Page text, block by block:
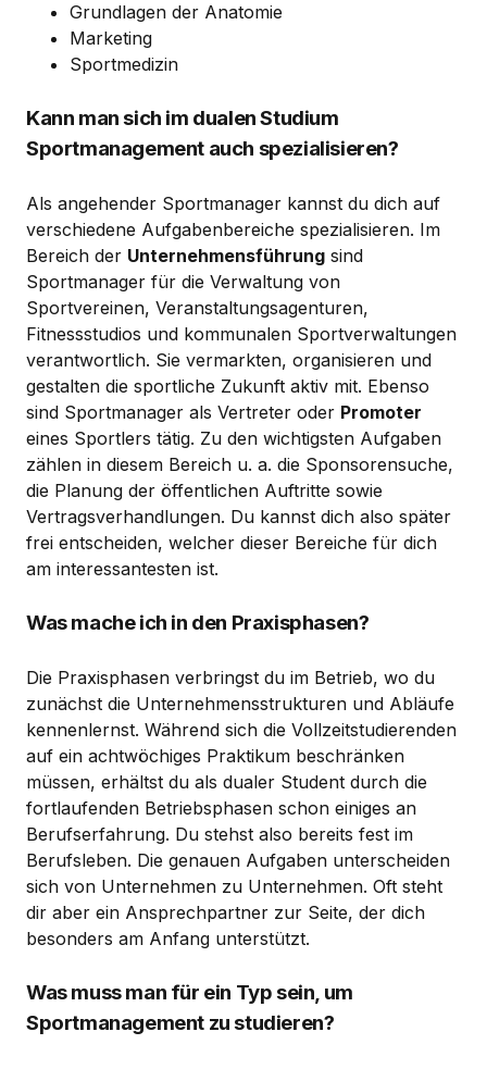
Grundlagen der Anatomie
Marketing
Sportmedizin
Kann man sich im dualen Studium
Sportmanagement auch spezialisieren?
Als angehender Sportmanager kannst du dich auf
verschiedene Aufgabenbereiche spezialisieren. Im
Bereich der Unternehmensführung sind
Sportmanager für die Verwaltung von
Sportvereinen, Veranstaltungsagenturen,
Fitnessstudios und kommunalen Sportverwaltungen
verantwortlich. Sie vermarkten, organisieren und
gestalten die sportliche Zukunft aktiv mit. Ebenso
sind Sportmanager als Vertreter oder Promoter
eines Sportlers tätig. Zu den wichtigsten Aufgaben
zählen in diesem Bereich u. a. die Sponsorensuche,
die Planung der öffentlichen Auftritte sowie
Vertragsverhandlungen. Du kannst dich also später
frei entscheiden, welcher dieser Bereiche für dich
am interessantesten ist.
Was mache ich in den Praxisphasen?
Die Praxisphasen verbringst du im Betrieb, wo du
zunächst die Unternehmensstrukturen und Abläufe
kennenlernst. Während sich die Vollzeitstudierenden
auf ein achtwöchiges Praktikum beschränken
müssen, erhältst du als dualer Student durch die
fortlaufenden Betriebsphasen schon einiges an
Berufserfahrung. Du stehst also bereits fest im
Berufsleben. Die genauen Aufgaben unterscheiden
sich von Unternehmen zu Unternehmen. Oft steht
dir aber ein Ansprechpartner zur Seite, der dich
besonders am Anfang unterstützt.
Was muss man für ein Typ sein, um
Sportmanagement zu studieren?